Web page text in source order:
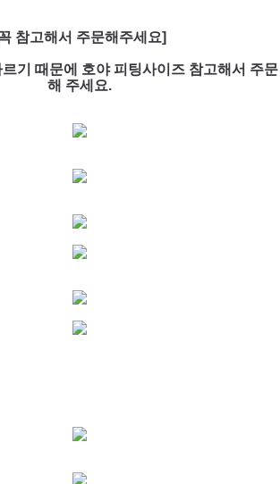
참고해서 주문해주세요]
기 때문에 호야 피팅사이즈 참고해서 주문
해 주세요.